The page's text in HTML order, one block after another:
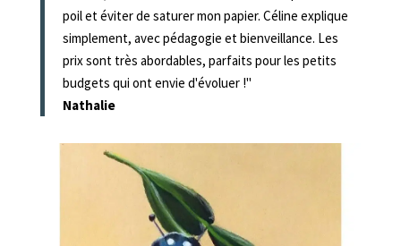
poil et éviter de saturer mon papier. Céline explique
simplement, avec pédagogie et bienveillance. Les
prix sont très abordables, parfaits pour les petits
budgets qui ont envie d'évoluer !"
Nathalie